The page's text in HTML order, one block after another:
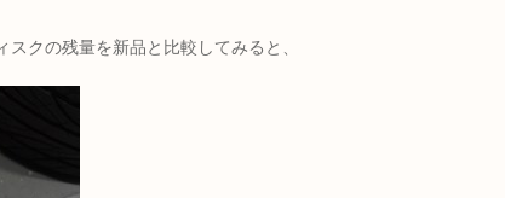
クの残量を新品と比較してみると、